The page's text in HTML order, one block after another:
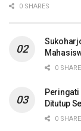
0 SHARES
0
Peringati
Ditutup
0